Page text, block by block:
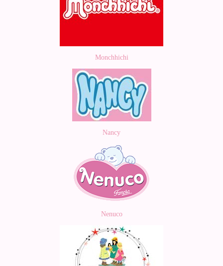
Monchhichi
Nancy
Nenuco